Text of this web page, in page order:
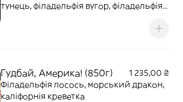
тунець, філадельфія вугор, філадельфія
Гудбай, Америка! (850г)
1 235,00 ₴
Філадельфія лосось, морський дракон,
каліфорнія креветка